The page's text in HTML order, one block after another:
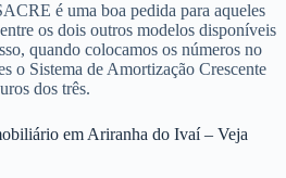
é uma boa pedida para aqueles
os dois outros modelos disponíveis
quando colocamos os números no
o Sistema de Amortização Crescente
dos três.
em Ariranha do Ivaí – Veja